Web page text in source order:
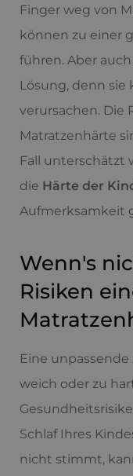
Finger weg von
können zu einer
führen. Aber
Lösung, denn
verursachen. Die
Matratzenhärte
Fall unterschätzt
die Härte der
Aufmerksamkeit
Wenn's
Risiken
Eine
weich oder zu
Schlaf Ihres
nicht stimmt,